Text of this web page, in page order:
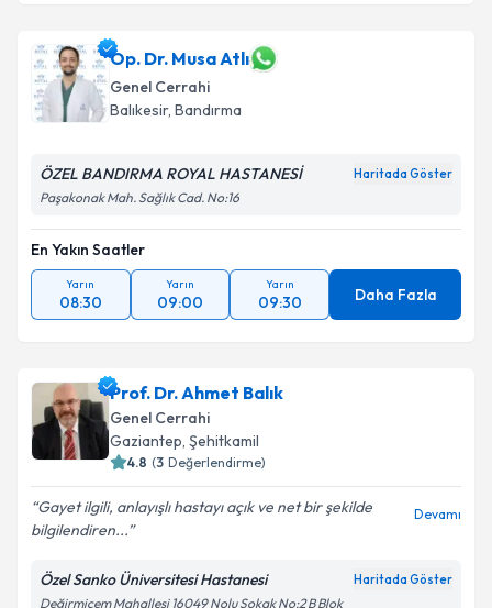
Op. Dr. Musa Atlı
Genel Cerrahi
Balıkesir, Bandırma
ÖZEL BANDIRMA ROYAL HASTANESİ Haritada Göster
Paşakonak Mah. Sağlık Cad. No:16
En Yakın Saatler
Yarın
08:30
Yarın
09:00
Yarın
09:30 Daha Fazla
Prof. Dr. Ahmet Balık
Genel Cerrahi
Gaziantep, Şehitkamil
4.8 (3 Değerlendirme)
Gayet ilgili, anlayışlı hastayı açık ve net bir şekilde
bilgilendiren...
Devamı
Özel Sanko Üniversitesi Hastanesi Haritada Göster
Değirmiçem Mahallesi 16049 Nolu Sokak No:2 B Blok